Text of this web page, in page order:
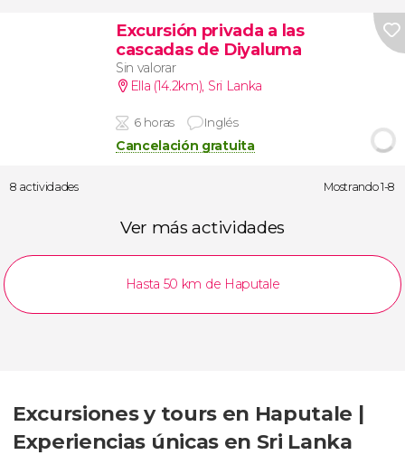
Excursión privada a las
cascadas de Diyaluma
Sin valorar
Ella (14.2km), Sri Lanka
6 horas Inglés
Cancelación gratuita
8 actividades Mostrando 1-8
Ver más actividades
Hasta 50 km de Haputale
Excursiones y tours en Haputale |
Experiencias únicas en Sri Lanka